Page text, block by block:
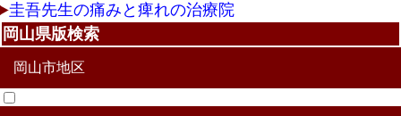
圭吾先生の痛みと痺れの治療院
岡山県版検索
岡山市地区